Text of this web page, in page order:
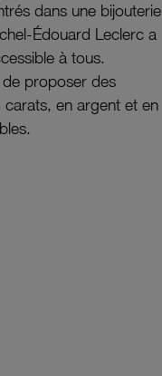
dans une bijouterie
Édouard Leclerc a
à tous.
proposer des
en argent et en